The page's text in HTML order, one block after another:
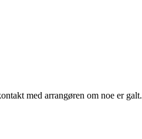
med arrangøren om noe er galt.